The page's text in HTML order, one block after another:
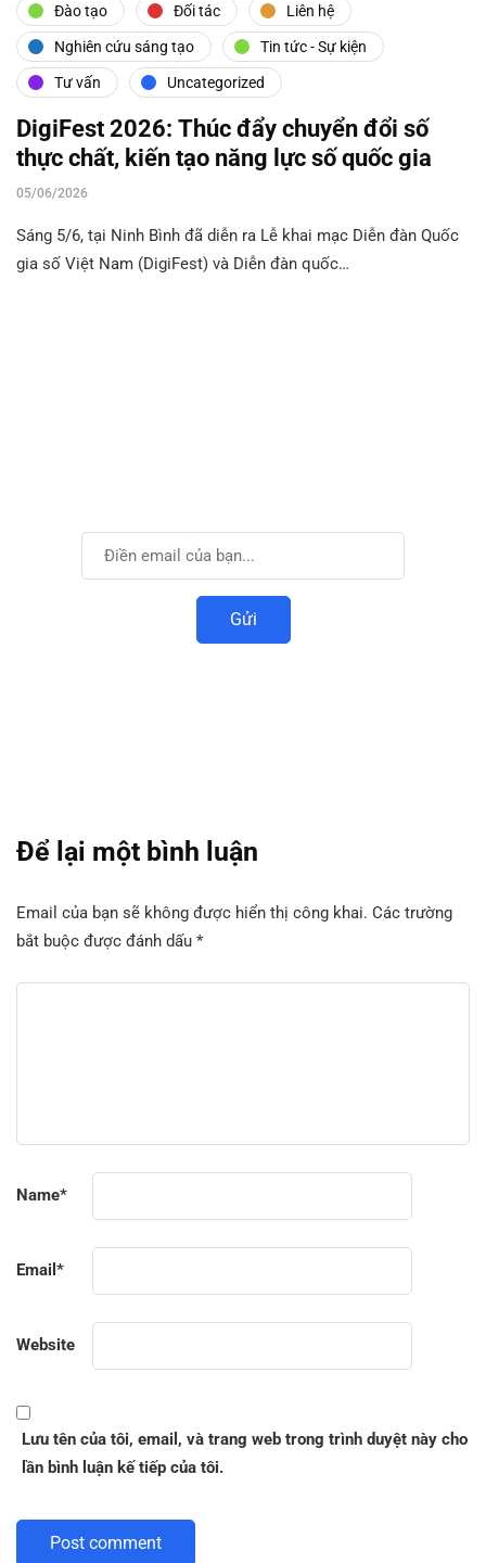
Đào tạo Đối tác Liên hệ
Nghiên cứu sáng tạo Tin tức - Sự kiện
Tư vấn Uncategorized
DigiFest 2026: Thúc đẩy chuyển đổi số
thực chất, kiến tạo năng lực số quốc gia
05/06/2026
Sáng 5/6, tại Ninh Bình đã diễn ra Lễ khai mạc Diễn đàn Quốc
gia số Việt Nam (DigiFest) và Diễn đàn quốc…
Để lại một bình luận
Email của bạn sẽ không được hiển thị công khai. Các trường
bắt buộc được đánh dấu *
Name*
Email *
Website
Lưu tên của tôi, email, và trang web trong trình duyệt này cho
lần bình luận kế tiếp của tôi.